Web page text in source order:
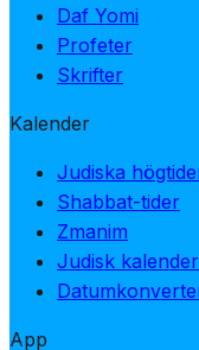
Daf Yomi
Profeter
Skrifter
Kalender
Judiska
Shabbat-tider
Zmanim
Judisk kalender
App